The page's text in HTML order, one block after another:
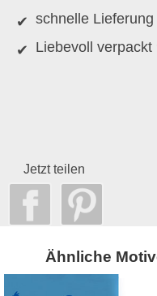
schnelle Lieferung
Liebevoll verpackt
Jetzt teilen
Ähnliche